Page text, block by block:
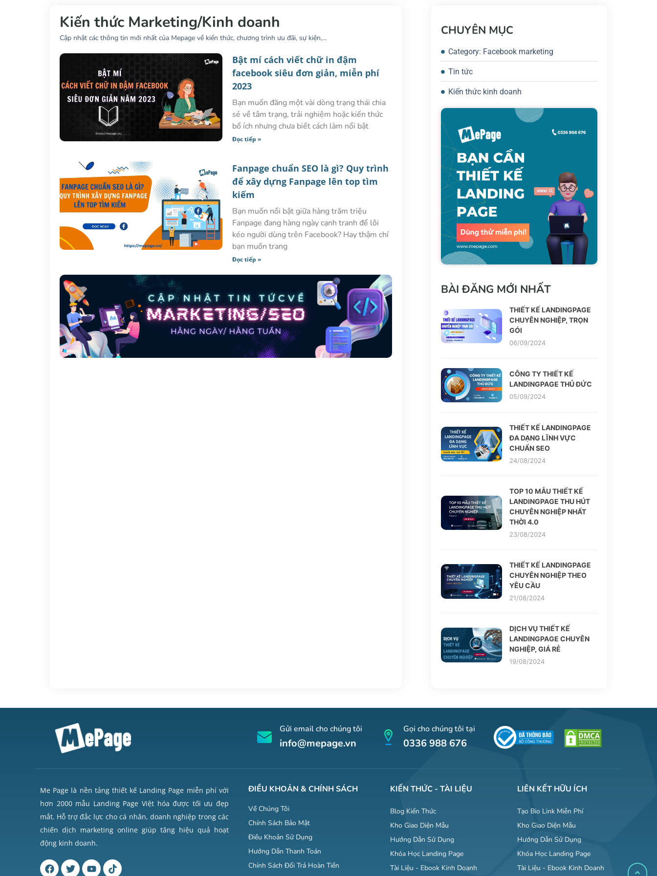
Kiến thức Marketing/Kinh doanh
Cập nhật các thông tin mới nhất của Mepage về kiến thức, chương trình ưu đãi, sự kiện,…
Bật mí cách viết chữ in đậm
facebook siêu đơn giản, miễn phí
2023
Bạn muốn đăng một vài dòng trạng thái chia
sẻ về tâm trạng, trải nghiệm hoặc kiến thức
bổ ích nhưng chưa biết cách làm nổi bật
Đọc tiếp »
Fanpage chuẩn SEO là gì? Quy trình
để xây dựng Fanpage lên top tìm
kiếm
Bạn muốn nổi bật giữa hàng trăm triệu
Fanpage đang hàng ngày cạnh tranh để lôi
kéo người dùng trên Facebook? Hay thậm chí
bạn muốn trang
Đọc tiếp »
CHUYÊN MỤC
Category: Facebook marketing
Tin tức
Kiến thức kinh doanh
BÀI ĐĂNG MỚI NHẤT
THIẾT KẾ LANDINGPAGE
CHUYÊN NGHIỆP, TRỌN
GÓI
06/09/2024
CÔNG TY THIẾT KẾ
LANDINGPAGE THỦ ĐỨC
05/09/2024
THIẾT KẾ LANDINGPAGE
ĐA DẠNG LĨNH VỰC
CHUẨN SEO
24/08/2024
TOP 10 MẪU THIẾT KẾ
LANDINGPAGE THU HÚT
CHUYÊN NGHIỆP NHẤT
THỜI 4.0
23/08/2024
THIẾT KẾ LANDINGPAGE
CHUYÊN NGHIỆP THEO
YÊU CẦU
21/08/2024
DỊCH VỤ THIẾT KẾ
LANDINGPAGE CHUYÊN
NGHIỆP, GIÁ RẺ
19/08/2024
Gửi email cho chúng tôi
info@mepage.vn
Gọi cho chúng tôi tại
0336 988 676
Me Page là nền tảng thiết kế Landing Page miễn phí với
hơn 2000 mẫu Landing Page Việt hóa được tối ưu đẹp
mắt. Hỗ trợ đắc lực cho cá nhân, doanh nghiệp trong các
chiến dịch marketing online giúp tăng hiệu quả hoạt
động kinh doanh.
ĐIỀU KHOẢN & CHÍNH SÁCH
Về Chúng Tôi
Chính Sách Bảo Mật
Điều Khoản Sử Dụng
Hướng Dẫn Thanh Toán
Chính Sách Đổi Trả Hoàn Tiền
KIẾN THỨC - TÀI LIỆU
Blog Kiến Thức
Kho Giao Diện Mẫu
Hướng Dẫn Sử Dụng
Khóa Học Landing Page
Tài Liệu - Ebook Kinh Doanh
LIÊN KẾT HỮU ÍCH
Tạo Bio Link Miễn Phí
Kho Giao Diện Mẫu
Hướng Dẫn Sử Dụng
Khóa Học Landing Page
Tài Liệu - Ebook Kinh Doanh